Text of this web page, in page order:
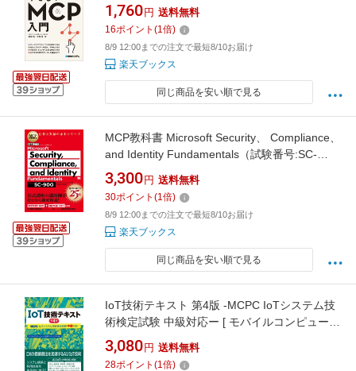
1,760 円 送料無料
16ポイント (1倍)
8/9 12:00までの注文で最短8/10お届け
楽天ブックス
同じ商品を安い順で見る
MCP教科書 Microsoft Security、 Compliance、
and Identity Fundamentals（試験番号:SC-
900） （EXAMPRESS） [ 甲田 章子 ]
3,300 円 送料無料
30ポイント (1倍)
8/9 12:00までの注文で最短8/10お届け
楽天ブックス
同じ商品を安い順で見る
IoT技術テキスト 第4版 -MCPC IoTシステム技
術検定試験 中級対応ー [ モバイルコンピューテ
ィング推進コンソーシアム ]
3,080 円 送料無料
28ポイント (1倍)